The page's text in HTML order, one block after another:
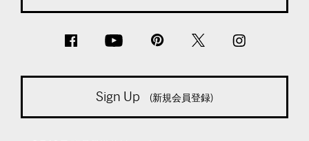
Sign Up (新規会員登録)